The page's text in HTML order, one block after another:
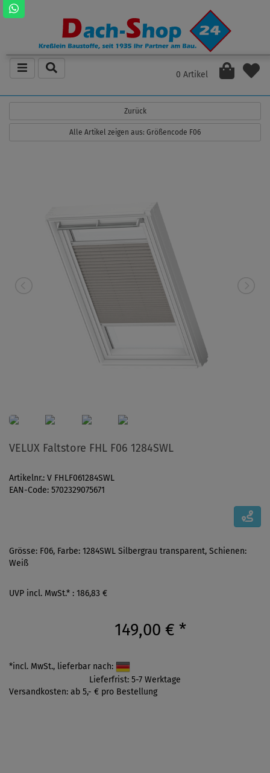
0 Artikel
Zurück
Alle Artikel zeigen aus: Größencode F06
VELUX Faltstore FHL F06 1284SWL
Artikelnr.: V FHLF061284SWL
EAN-Code: 5702329075671
Grösse: F06, Farbe: 1284SWL Silbergrau transparent, Schienen:
Weiß
UVP incl. MwSt.* : 186,83 €
149,00 € *
*incl. MwSt., lieferbar nach:
Lieferfrist: 5-7 Werktage
Versandkosten: ab 5,- € pro Bestellung